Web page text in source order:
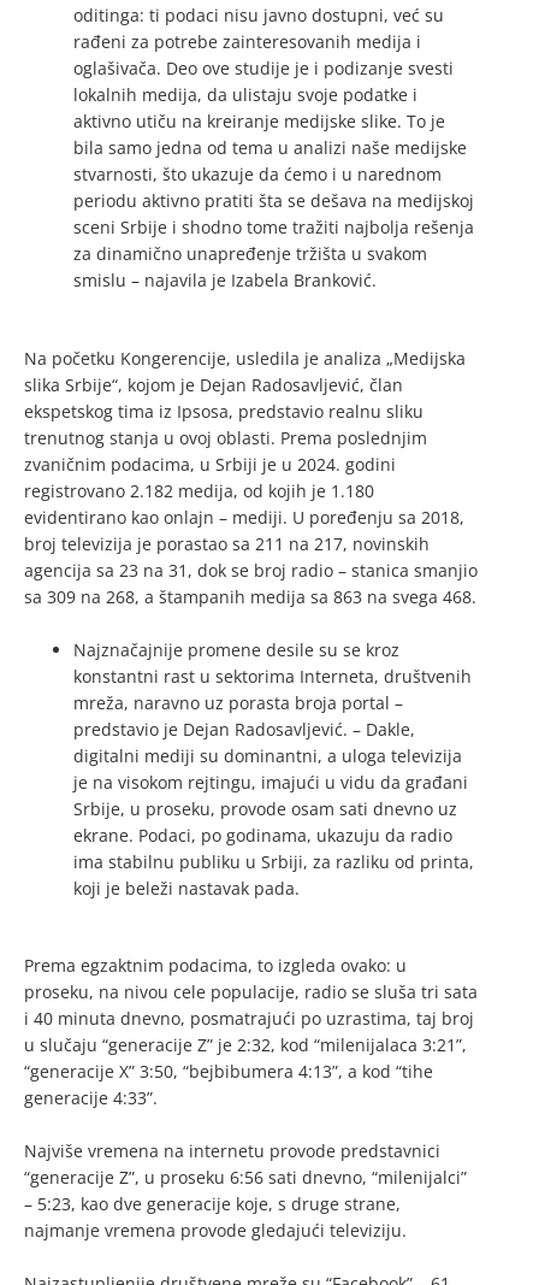
oditinga: ti podaci nisu javno dostupni, već su
rađeni za potrebe zainteresovanih medija i
oglašivača. Deo ove studije je i podizanje svesti
lokalnih medija, da ulistaju svoje podatke i
aktivno utiču na kreiranje medijske slike. To je
bila samo jedna od tema u analizi naše medijske
stvarnosti, što ukazuje da ćemo i u narednom
periodu aktivno pratiti šta se dešava na medijskoj
sceni Srbije i shodno tome tražiti najbolja rešenja
za dinamično unapređenje tržišta u svakom
smislu – najavila je Izabela Branković.
Na početku Kongerencije, usledila je analiza „Medijska
slika Srbije“, kojom je Dejan Radosavljević, član
ekspetskog tima iz Ipsosa, predstavio realnu sliku
trenutnog stanja u ovoj oblasti. Prema poslednjim
zvaničnim podacima, u Srbiji je u 2024. godini
registrovano 2.182 medija, od kojih je 1.180
evidentirano kao onlajn – mediji. U poređenju sa 2018,
broj televizija je porastao sa 211 na 217, novinskih
agencija sa 23 na 31, dok se broj radio – stanica smanjio
sa 309 na 268, a štampanih medija sa 863 na svega 468.
Najznačajnije promene desile su se kroz
konstantni rast u sektorima Interneta, društvenih
mreža, naravno uz porasta broja portal –
predstavio je Dejan Radosavljević. – Dakle,
digitalni mediji su dominantni, a uloga televizija
je na visokom rejtingu, imajući u vidu da građani
Srbije, u proseku, provode osam sati dnevno uz
ekrane. Podaci, po godinama, ukazuju da radio
ima stabilnu publiku u Srbiji, za razliku od printa,
koji je beleži nastavak pada.
Prema egzaktnim podacima, to izgleda ovako: u
proseku, na nivou cele populacije, radio se sluša tri sata
i 40 minuta dnevno, posmatrajući po uzrastima, taj broj
u slučaju “generacije Z” je 2:32, kod “milenijalaca 3:21”,
“generacije X” 3:50, “bejbibumera 4:13”, a kod “tihe
generacije 4:33”.
Najviše vremena na internetu provode predstavnici
“generacije Z”, u proseku 6:56 sati dnevno, “milenijalci”
– 5:23, kao dve generacije koje, s druge strane,
najmanje vremena provode gledajući televiziju.